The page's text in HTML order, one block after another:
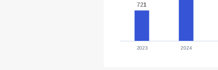
721
721
2023 2024